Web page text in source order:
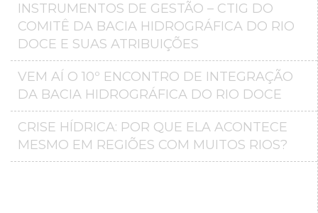
INSTRUMENTOS DE GESTÃO – CTIG DO
COMITÊ DA BACIA HIDROGRÁFICA DO RIO
DOCE E SUAS ATRIBUIÇÕES
VEM AÍ O 10º ENCONTRO DE INTEGRAÇÃO
DA BACIA HIDROGRÁFICA DO RIO DOCE
CRISE HÍDRICA: POR QUE ELA ACONTECE
MESMO EM REGIÕES COM MUITOS RIOS?